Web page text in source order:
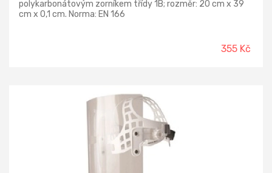
polykarbonátovým zorníkem třídy 1B; rozměr: 20 cm x 39
cm x 0,1 cm. Norma: EN 166
355 Kč